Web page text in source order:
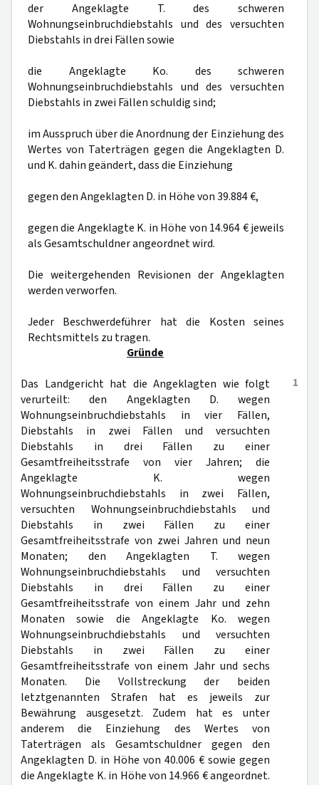
der Angeklagte T. des schweren
Wohnungseinbruchdiebstahls und des versuchten
Diebstahls in drei Fällen sowie
die Angeklagte Ko. des schweren
Wohnungseinbruchdiebstahls und des versuchten
Diebstahls in zwei Fällen schuldig sind;
im Ausspruch über die Anordnung der Einziehung des
Wertes von Taterträgen gegen die Angeklagten D.
und K. dahin geändert, dass die Einziehung
gegen den Angeklagten D. in Höhe von 39.884 €,
gegen die Angeklagte K. in Höhe von 14.964 € jeweils
als Gesamtschuldner angeordnet wird.
Die weitergehenden Revisionen der Angeklagten
werden verworfen.
Jeder Beschwerdeführer hat die Kosten seines
Rechtsmittels zu tragen.
Gründe
1
Das Landgericht hat die Angeklagten wie folgt
verurteilt: den Angeklagten D. wegen
Wohnungseinbruchdiebstahls in vier Fällen,
Diebstahls in zwei Fällen und versuchten
Diebstahls in drei Fällen zu einer
Gesamtfreiheitsstrafe von vier Jahren; die
Angeklagte K. wegen
Wohnungseinbruchdiebstahls in zwei Fällen,
versuchten Wohnungseinbruchdiebstahls und
Diebstahls in zwei Fällen zu einer
Gesamtfreiheitsstrafe von zwei Jahren und neun
Monaten; den Angeklagten T. wegen
Wohnungseinbruchdiebstahls und versuchten
Diebstahls in drei Fällen zu einer
Gesamtfreiheitsstrafe von einem Jahr und zehn
Monaten sowie die Angeklagte Ko. wegen
Wohnungseinbruchdiebstahls und versuchten
Diebstahls in zwei Fällen zu einer
Gesamtfreiheitsstrafe von einem Jahr und sechs
Monaten. Die Vollstreckung der beiden
letztgenannten Strafen hat es jeweils zur
Bewährung ausgesetzt. Zudem hat es unter
anderem die Einziehung des Wertes von
Taterträgen als Gesamtschuldner gegen den
Angeklagten D. in Höhe von 40.006 € sowie gegen
die Angeklagte K. in Höhe von 14.966 € angeordnet.